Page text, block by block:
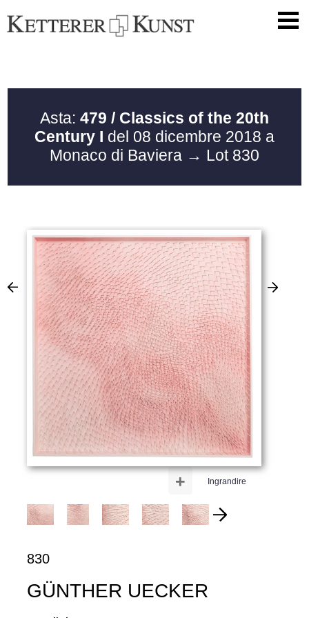
Asta: 479 / Classics of the 20th
Century I del 08 dicembre 2018 a
Monaco di Baviera → Lot 830
Ingrandire
+
830
GÜNTHER UECKER